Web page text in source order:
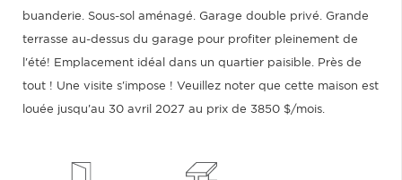
buanderie. Sous-sol aménagé. Garage double privé. Grande
terrasse au-dessus du garage pour profiter pleinement de
l'été! Emplacement idéal dans un quartier paisible. Près de
tout ! Une visite s'impose ! Veuillez noter que cette maison est
louée jusqu'au 30 avril 2027 au prix de 3850 $/mois.